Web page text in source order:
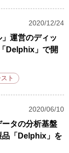
2020/12/24
運営のディッ
Delphix」で開
ト
2020/06/10
ータの分析基盤
品「Delphix」を